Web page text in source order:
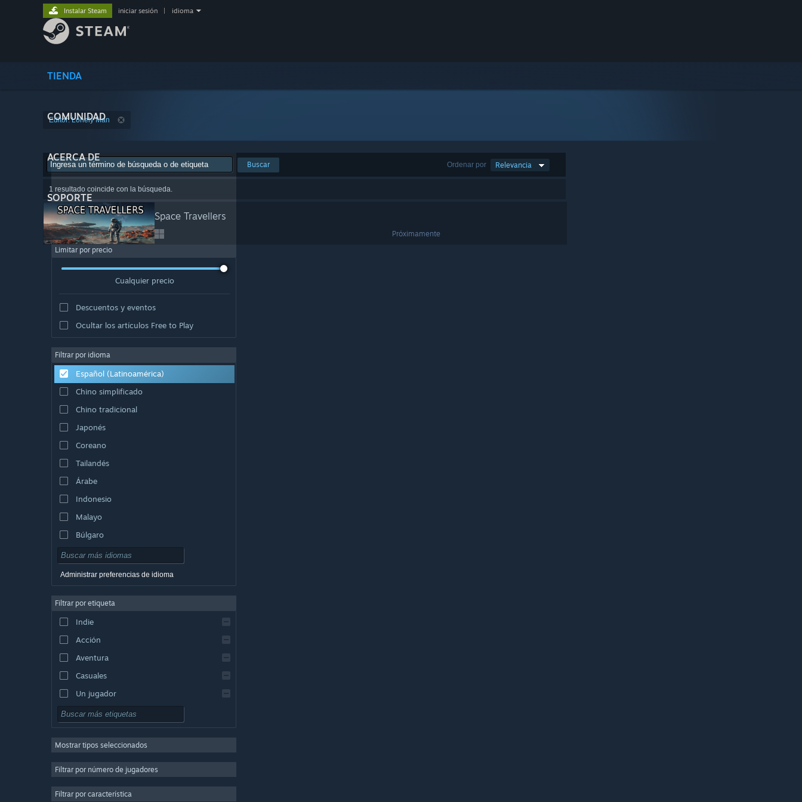
TIENDA
COMUNIDAD
ACERCA DE
SOPORTE
Instalar Steam iniciar sesión idioma
Editor: Lonely Man
Ordenar por Relevancia
Buscar
1 resultado coincide con la búsqueda.
Space Travellers
Próximamente
Limitar por precio
Cualquier precio
Descuentos y eventos
Ocultar los artículos Free to Play
Filtrar por idioma
Español (Latinoamérica)
Chino simplificado
Chino tradicional
Japonés
Coreano
Tailandés
Árabe
Indonesio
Malayo
Búlgaro
Checo
Danés
Inglés
Español (España)
Griego
Administrar preferencias de idioma
Filtrar por etiqueta
Indie
Acción
Aventura
Casuales
Un jugador
Simuladores
Estrategia
Mostrar tipos seleccionados
Filtrar por número de jugadores
Filtrar por característica